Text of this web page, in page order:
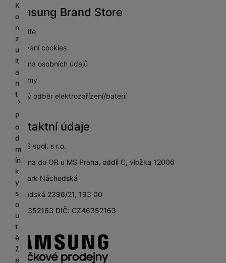
K
o
n
z
u
lt
a
n
t
P
o
d
m
ín
k
y
s
o
u
t
ě
ž
e
Samsung Brand Store
NextLife
Používaní cookies
Ochrana osobních údajů
Pro firmy
Zpětný odběr elektrozařízení/baterií
Kontaktní údaje
SETOS spol. s r.o.
zapsána do OR u MS Praha, oddíl C, vložka 12006
City Park Náchodská
Náchodská 2396/21, 193 00
IČ: 46352163 DIČ: CZ46352163